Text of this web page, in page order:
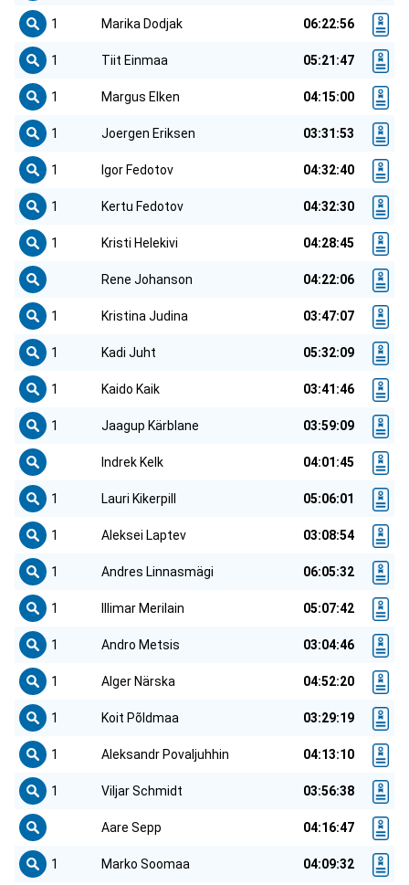
1 Marika Dodjak 06:22:56
1 Tiit Einmaa 05:21:47
1 Margus Elken 04:15:00
1 Joergen Eriksen 03:31:53
1 Igor Fedotov 04:32:40
1 Kertu Fedotov 04:32:30
1 Kristi Helekivi 04:28:45
Rene Johanson 04:22:06
1 Kristina Judina 03:47:07
1 Kadi Juht 05:32:09
1 Kaido Kaik 03:41:46
1 Jaagup Kärblane 03:59:09
Indrek Kelk 04:01:45
1 Lauri Kikerpill 05:06:01
1 Aleksei Laptev 03:08:54
1 Andres Linnasmägi 06:05:32
1 Illimar Merilain 05:07:42
1 Andro Metsis 03:04:46
1 Alger Närska 04:52:20
1 Koit Põldmaa 03:29:19
1 Aleksandr Povaljuhhin 04:13:10
1 Viljar Schmidt 03:56:38
Aare Sepp 04:16:47
1 Marko Soomaa 04:09:32